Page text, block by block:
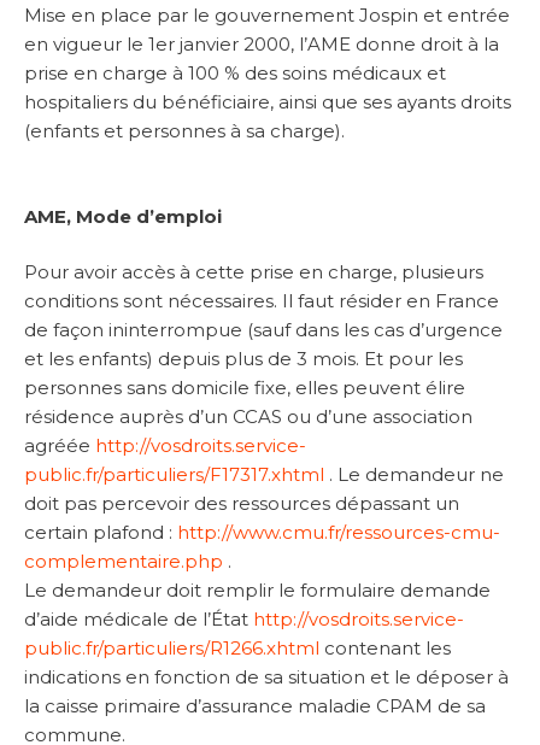
Mise en place par le gouvernement Jospin et entrée
en vigueur le 1er janvier 2000, l’AME donne droit à la
prise en charge à 100 % des soins médicaux et
hospitaliers du bénéficiaire, ainsi que ses ayants droits
(enfants et personnes à sa charge).
AME, Mode d’emploi
Pour avoir accès à cette prise en charge, plusieurs
conditions sont nécessaires. Il faut résider en France
de façon ininterrompue (sauf dans les cas d’urgence
et les enfants) depuis plus de 3 mois. Et pour les
personnes sans domicile fixe, elles peuvent élire
résidence auprès d’un CCAS ou d’une association
agréée http://vosdroits.service-
public.fr/particuliers/F17317.xhtml . Le demandeur ne
doit pas percevoir des ressources dépassant un
certain plafond : http://www.cmu.fr/ressources-cmu-
complementaire.php .
Le demandeur doit remplir le formulaire demande
d’aide médicale de l’État http://vosdroits.service-
public.fr/particuliers/R1266.xhtml contenant les
indications en fonction de sa situation et le déposer à
la caisse primaire d’assurance maladie CPAM de sa
commune.